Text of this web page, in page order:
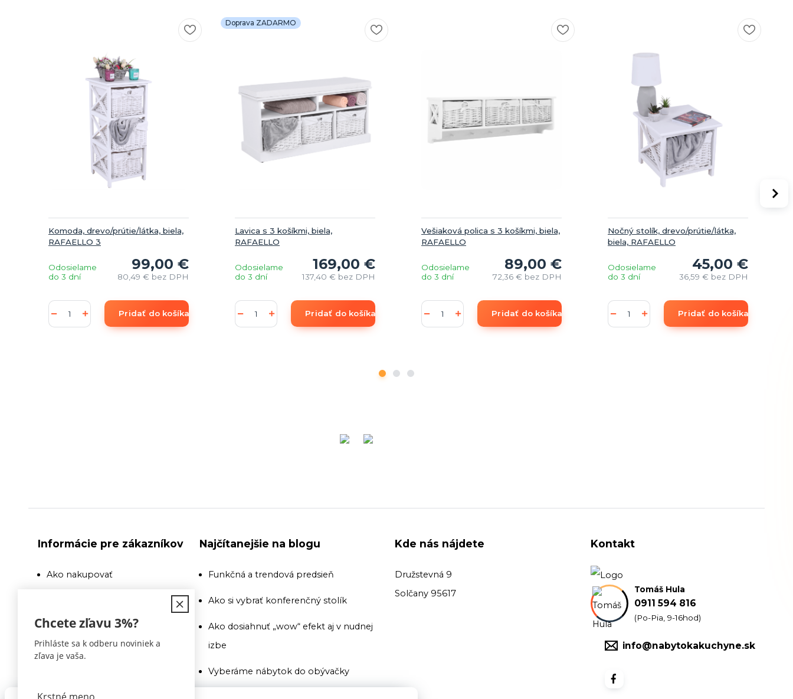
Komoda, drevo/prútie/látka, biela,
RAFAELLO 3
99,00 €
80,49 € bez DPH
Odosielame
do 3 dní
Pridať do košíka
Doprava ZADARMO
Lavica s 3 košíkmi, biela,
RAFAELLO
169,00 €
137,40 € bez DPH
Odosielame
do 3 dní
Pridať do košíka
Vešiaková polica s 3 košíkmi, biela,
RAFAELLO
89,00 €
72,36 € bez DPH
Odosielame
do 3 dní
Pridať do košíka
Nočný stolík, drevo/prútie/látka,
biela, RAFAELLO
45,00 €
36,59 € bez DPH
Odosielame
do 3 dní
Pridať do košíka
Informácie pre zákazníkov
Ako nakupovať
Recenzie a odporúčania
Obchodné podmienky
Najčítanejšie na blogu
Funkčná a trendová predsieň
Ako si vybrať konferenčný stolík
Ako dosiahnuť „wow“ efekt aj v nudnej
izbe
Vyberáme nábytok do obývačky
Kde nás nájdete
Družstevná 9
Solčany 95617
Kontakt
Tomáš Hula
0911 594 816
(Po-Pia, 9-16hod)
info@nabytokakuchyne.sk
Chcete zľavu 3%?
Prihláste sa k odberu noviniek a
zľava je vaša.